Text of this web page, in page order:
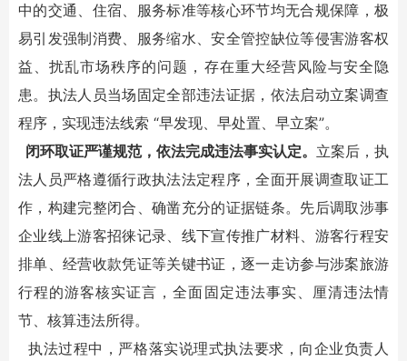
中的交通、住宿、服务标准等核心环节均无合规保障，极
易引发强制消费、服务缩水、安全管控缺位等侵害游客权
益、扰乱市场秩序的问题，存在重大经营风险与安全隐
患。执法人员当场固定全部违法证据，依法启动立案调查
程序，实现违法线索 “早发现、早处置、早立案”。
闭环取证严谨规范，依法完成违法事实认定。 立案后，执
法人员严格遵循行政执法法定程序，全面开展调查取证工
作，构建完整闭合、确凿充分的证据链条。先后调取涉事
企业线上游客招徕记录、线下宣传推广材料、游客行程安
排单、经营收款凭证等关键书证，逐一走访参与涉案旅游
行程的游客核实证言，全面固定违法事实、厘清违法情
节、核算违法所得。
执法过程中，严格落实说理式执法要求，向企业负责人